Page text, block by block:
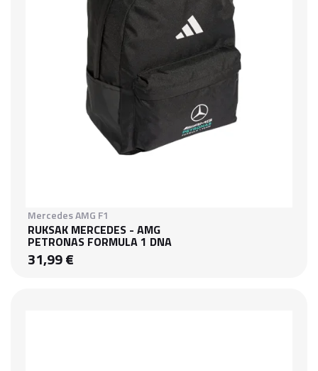
Mercedes AMG F1
RUKSAK MERCEDES - AMG
PETRONAS FORMULA 1 DNA
31,99 €